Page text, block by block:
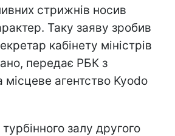
стрижнів носив
Таку заяву зробив
кабінету міністрів
передає РБК з
агентство Kyodo
залу другого